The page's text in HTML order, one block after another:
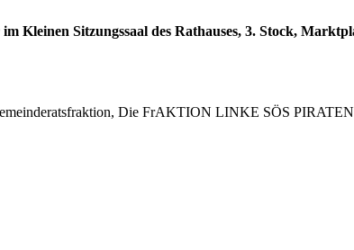
Kleinen Sitzungssaal des Rathauses, 3. Stock,
Die FrAKTION LINKE SÖS